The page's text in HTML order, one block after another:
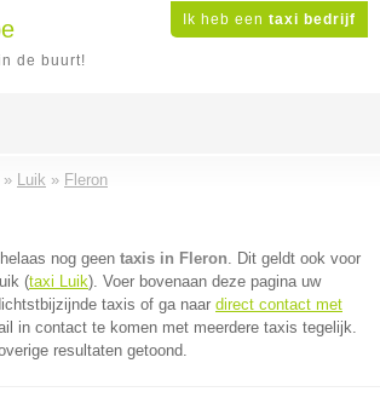
Ik heb een taxi bedrijf
de buurt!
» Luik » Fleron
nog geen taxis in Fleron. Dit geldt ook voor
(taxi Luik). Voer bovenaan deze pagina uw
taxis of ga naar direct contact met
in contact te komen met meerdere taxis tegelijk.
resultaten getoond.